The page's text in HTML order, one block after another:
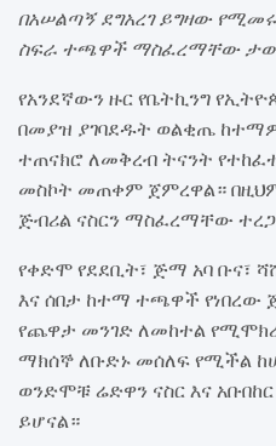
በአሠልጣኝ ደግአረገ ይግዛው
ስፍራ ተጫዋች ማስፈረማቸው
የአንደኛውን ዙር የቤትኪንግ
በመያዝ ያገባደዱት ወልቂጤ
ተጠናክሮ ለመቅረብ ትናንት
መስኮት መጠቀም ጀምረዋል።
ጅብሪል ናስርን ማስፈረማቸው
የቀድሞ የደደቢት፣ ጅማ አባ ቡና፣
እና ሰበታ ከተማ ተጫዋች
የጨዋታ መንገድ ለመከተል
ማክሰኞ ለቡድኑ መሰለፍ የሚችል
ወንድሞቹ ሬድዋን ናስር እና
ይሆናል።